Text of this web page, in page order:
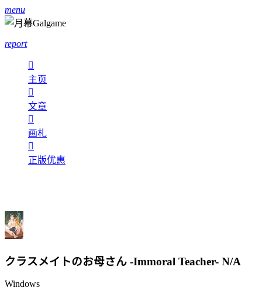
menu
report

主页

文章

画札

正版优惠
クラスメイトのお母さん -Immoral Teacher- N/A
Windows